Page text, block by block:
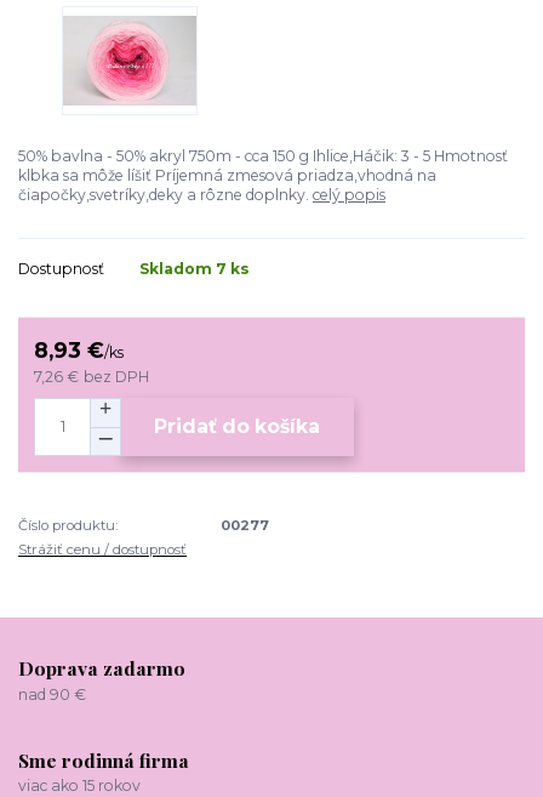
50% bavlna - 50% akryl 750m - cca 150 g Ihlice,Háčik: 3 - 5 Hmotnosť
klbka sa môže líšiť Príjemná zmesová priadza,vhodná na
čiapočky,svetríky,deky a rôzne doplnky. celý popis
Dostupnosť Skladom 7 ks
8,93 €/ks
7,26 € bez DPH
Pridať do košíka
Číslo produktu:
00277
Strážiť cenu / dostupnosť
Doprava zadarmo
nad 90 €
Sme rodinná firma
viac ako 15 rokov